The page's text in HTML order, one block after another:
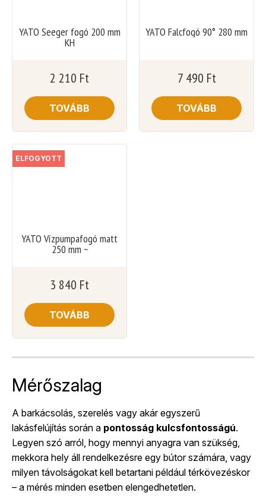
YATO Seeger fogó 200 mm
KH
2 210 Ft
TOVÁBB
YATO Falcfogó 90° 280 mm
7 490 Ft
TOVÁBB
ELFOGYOTT
YATO Vízpumpafogó matt
250 mm ~
3 840 Ft
TOVÁBB
Mérőszalag
A barkácsolás, szerelés vagy akár egyszerű
lakásfelújítás során a pontosság kulcsfontosságú.
Legyen szó arról, hogy mennyi anyagra van szükség,
mekkora hely áll rendelkezésre egy bútor számára, vagy
milyen távolságokat kell betartani például térkövezéskor
– a mérés minden esetben elengedhetetlen.